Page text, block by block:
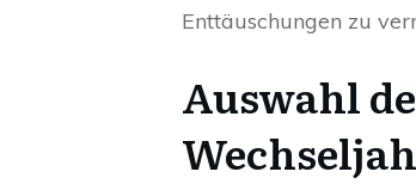
Enttäuschungen zu
Auswahl